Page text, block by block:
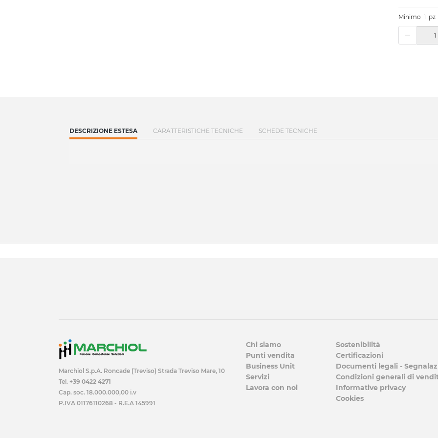
Minimo 1 pz
CURRENT
TAB:
DESCRIZIONE ESTESA CARATTERISTICHE TECNICHE SCHEDE TECNICHE
Marchiol S.p.A. Roncade (Treviso) Strada Treviso Mare, 10
Tel. +39 0422 4271
Cap. soc. 18.000.000,00 i.v
P.IVA 01176110268 - R.E.A 145991
Chi siamo
Punti vendita
Business Unit
Servizi
Lavora con noi
Sostenibilità
Certificazioni
Documenti legali -
Condizioni generali di
Informative privacy
Cookies